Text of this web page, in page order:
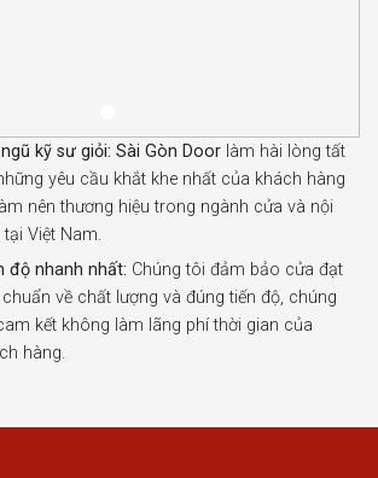
kỹ sư giỏi: Sài Gòn Door làm hài lòng tất
yêu cầu khắt khe nhất của khách hàng
nên thương hiệu trong ngành cửa và nội
tại Việt Nam.
độ nhanh nhất: Chúng tôi đảm bảo cửa đạt
về chất lượng và đúng tiến độ, chúng
kết không làm lãng phí thời gian của
hàng.